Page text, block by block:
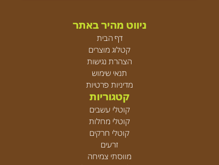
ניווט מהיר באתר
דף הבית
קטלוג מוצרים
הצהרת נגישות
תנאי שימוש
מדיניות פרטיות
קטגוריות
קוטלי עשבים
קוטלי מחלות
קוטלי חרקים
זרעים
מווסתי צמיחה